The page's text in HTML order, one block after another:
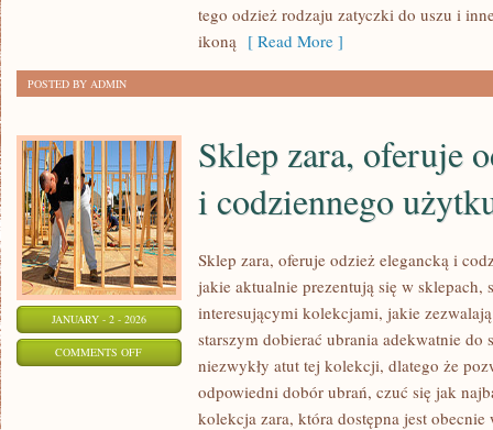
PEWNYCH
JEDNOZNACZNYCH
tego odzież rodzaju zatyczki do uszu i
ikoną [ Read More ]
POSTED BY ADMIN
JANUARY - 2 - 2026
COMMENTS OFFON
Sklep zara, oferuje
i codziennego
Sklep zara, oferuje odzież elegancką i
jakie aktualnie prezentują się w sklepach,
interesującymi kolekcjami, jakie
starszym dobierać ubrania adekwatnie do
niezwykły atut tej kolekcji, dlatego że
odpowiedni dobór ubrań, czuć się jak
kolekcja zara, która dostępna jest